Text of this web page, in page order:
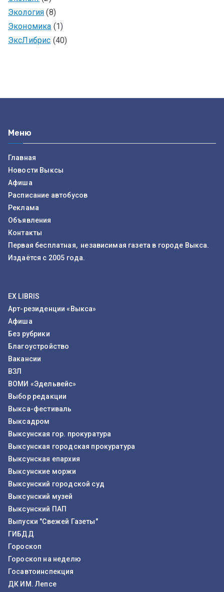
Экология (8)
Экономика (1)
ЭксЛибрис (40)
Меню
Главная
Новости Выксы
Афиша
Расписание автобусов
Реклама
Объявления
Контакты
Первая бесплатная, независимая газета в городе Выкса.
Издаётся с 2005 года.
EX LIBRIS
Арт-резиденции «Выкса»
Афиша
Без рубрики
Благоустройство
Вакансии
ВЗЛ
ВОМИ «Эдельвейс»
Выбор редакции
Выкса-фестиваль
Выксадром
Выксунская гор. прокуратура
Выксунская городская прокуратура
Выксунская епархия
Выксунские моржи
Выксунский городской суд
Выксунский музей
Выксунский ПАП
Выпуски "Свежей Газеты"
ГИБДД
Гороскоп
Гороскоп на неделю
Госавтоинспекция
ДК ИМ. Лепсе